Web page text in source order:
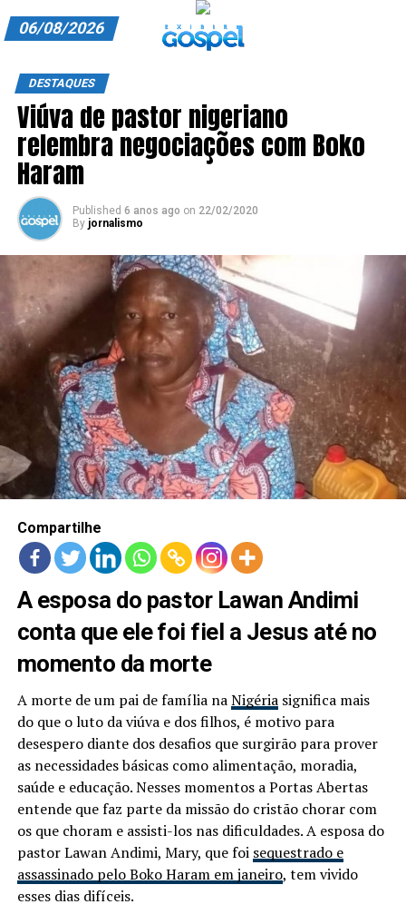
ANUNCIE CONOSCO
ASSINE
CARRINHO
EDITORIAL
ENTREVISTAS
EXPEDIENTE
FINALIZAR COMPRA
HOME
LANÇAMENTOS
06/08/2026
DESTAQUES
Viúva de pastor nigeriano
relembra negociações com Boko
Haram
Published 6 anos ago on 22/02/2020
By jornalismo
Compartilhe
A esposa do pastor Lawan Andimi
conta que ele foi fiel a Jesus até no
momento da morte
A morte de um pai de família naNigériasignifica mais
do que o luto da viúva e dos filhos, é motivo para
desespero diante dos desafios que surgirão para prover
as necessidades básicas como alimentação, moradia,
saúde e educação. Nesses momentos a Portas Abertas
entende que faz parte da missão do cristão chorar com
os que choram e assisti-los nas dificuldades. A esposa do
pastor Lawan Andimi, Mary, que foi sequestrado e
assassinado pelo Boko Haram em janeiro, tem vivido
esses dias difíceis.